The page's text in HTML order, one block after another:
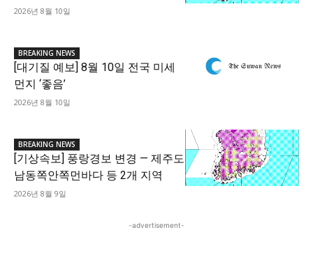
2026년 8월 10일
BREAKING NEWS
[대기질 예보] 8월 10일 전국 미세
먼지 ‘좋음’
2026년 8월 10일
BREAKING NEWS
[기상속보] 풍랑경보 변경 — 제주도
남동쪽안쪽먼바다 등 2개 지역
2026년 8월 9일
-advertisement-